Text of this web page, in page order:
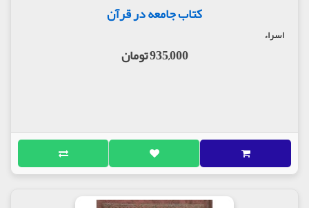
کتاب جامعه در قرآن
اسراء
935,000 تومان